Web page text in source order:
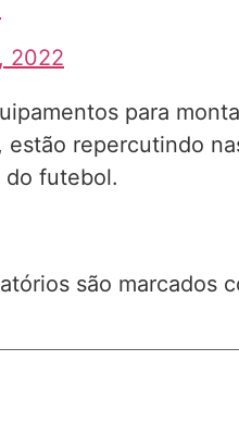
2022
para
repercutindo
do futebol.
são marcados